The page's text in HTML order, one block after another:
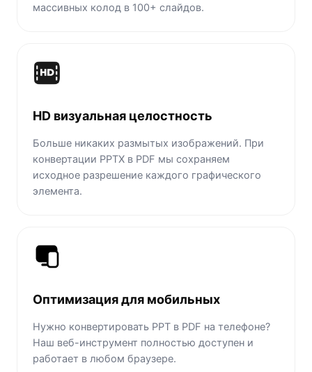
массивных колод в 100+ слайдов.
HD визуальная целостность
Больше никаких размытых изображений. При
конвертации PPTX в PDF мы сохраняем
исходное разрешение каждого графического
элемента.
Оптимизация для мобильных
Нужно конвертировать PPT в PDF на телефоне?
Наш веб-инструмент полностью доступен и
работает в любом браузере.